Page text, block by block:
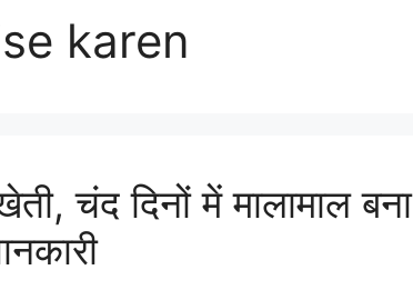
karen
चंद दिनों में मालामाल बना